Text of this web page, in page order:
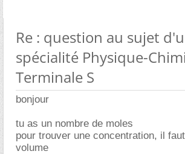
Re : question au sujet
spécialité Physique-
Terminale S
bonjour
tu as un nombre de moles
pour trouver une concentration, il
volume